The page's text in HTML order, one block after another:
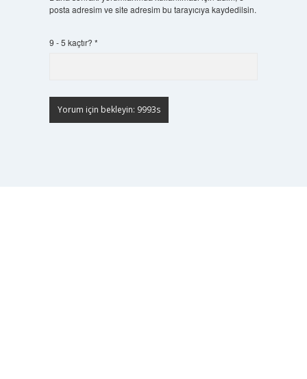
posta adresim ve site adresim bu tarayıcıya kaydedilsin.
9 - 5 kaçtır? *